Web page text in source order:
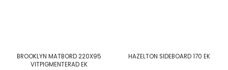
BROOKLYN MATBORD 220X95
VITPIGMENTERAD EK
HAZELTON SIDEBOARD 170 EK